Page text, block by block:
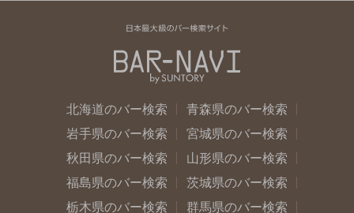
北海道のバー検索
青森県のバー検索
岩手県のバー検索
宮城県のバー検索
秋田県のバー検索
山形県のバー検索
福島県のバー検索
茨城県のバー検索
栃木県のバー検索
群馬県のバー検索